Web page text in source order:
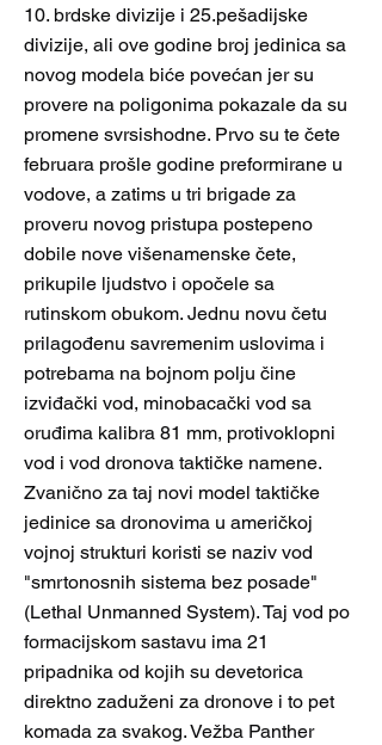
10. brdske divizije i 25.pešadijske
divizije, ali ove godine broj jedinica sa
novog modela biće povećan jer su
provere na poligonima pokazale da su
promene svrsishodne. Prvo su te čete
februara prošle godine preformirane u
vodove, a zatims u tri brigade za
proveru novog pristupa postepeno
dobile nove višenamenske čete,
prikupile ljudstvo i opočele sa
rutinskom obukom. Jednu novu četu
prilagođenu savremenim uslovima i
potrebama na bojnom polju čine
izviđački vod, minobacački vod sa
oruđima kalibra 81 mm, protivoklopni
vod i vod dronova taktičke namene.
Zvanično za taj novi model taktičke
jedinice sa dronovima u američkoj
vojnoj strukturi koristi se naziv vod
"smrtonosnih sistema bez posade"
(Lethal Unmanned System). Taj vod po
formacijskom sastavu ima 21
pripadnika od kojih su devetorica
direktno zaduženi za dronove i to pet
komada za svakog. Vežba Panther